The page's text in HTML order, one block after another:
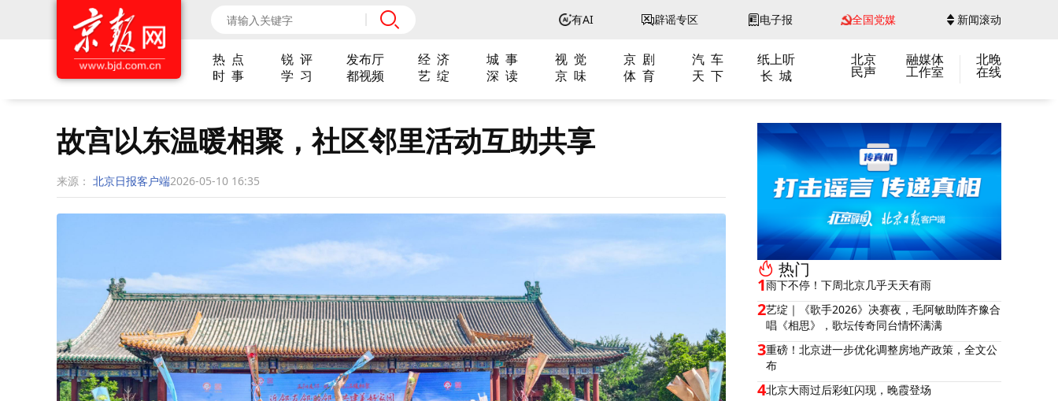
有AI 辟谣专区 电子报 全国党媒 新闻滚动
热 点 锐 评 发布厅 经 济 城 事 视 觉 京 剧 汽 车
纸上听
时 事
学 习 都视频 艺 绽 深 读 京 味 体 育 天 下 长 城
北京
民声
融媒体
工作室
北晚
在线
故宫以东温暖相聚，社区邻里活动互助共享
来源： 北京日报客户端2026-05-10 16:35
热门
1雨下不停！下周北京几乎天天有雨
2艺绽｜《歌手2026》决赛夜，毛阿敏助阵齐豫合
唱《相思》，歌坛传奇同台情怀满满
3重磅！北京进一步优化调整房地产政策，全文公
布
4北京大雨过后彩虹闪现，晚霞登场